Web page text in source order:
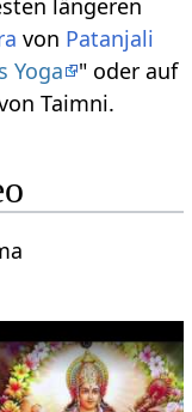
längeren
von Patanjali
Yoga
" oder auf
Taimni.